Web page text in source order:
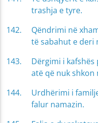
trashja e tyre.
Qëndrimi në
të sabahut e deri
Dërgimi i
atë që nuk shkon
Urdhërimi i
falur namazin.